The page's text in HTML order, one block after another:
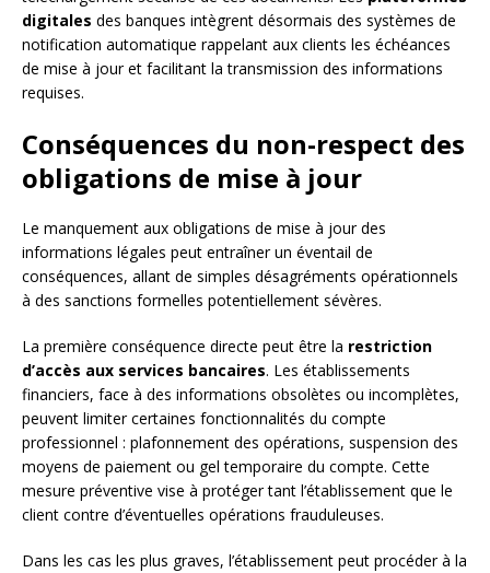
digitales des banques intègrent désormais des systèmes de
notification automatique rappelant aux clients les échéances
de mise à jour et facilitant la transmission des informations
requises.
Conséquences du non-respect des
obligations de mise à jour
Le manquement aux obligations de mise à jour des
informations légales peut entraîner un éventail de
conséquences, allant de simples désagréments opérationnels
à des sanctions formelles potentiellement sévères.
La première conséquence directe peut être la restriction
d’accès aux services bancaires. Les établissements
financiers, face à des informations obsolètes ou incomplètes,
peuvent limiter certaines fonctionnalités du compte
professionnel : plafonnement des opérations, suspension des
moyens de paiement ou gel temporaire du compte. Cette
mesure préventive vise à protéger tant l’établissement que le
client contre d’éventuelles opérations frauduleuses.
Dans les cas les plus graves, l’établissement peut procéder à la